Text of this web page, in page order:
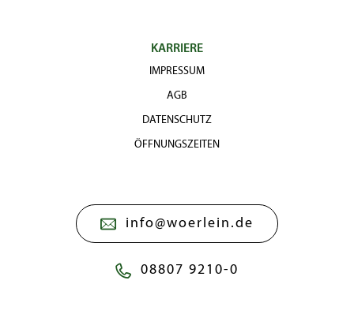
KARRIERE
IMPRESSUM
AGB
DATENSCHUTZ
ÖFFNUNGSZEITEN
info@woerlein.de
08807 9210-0